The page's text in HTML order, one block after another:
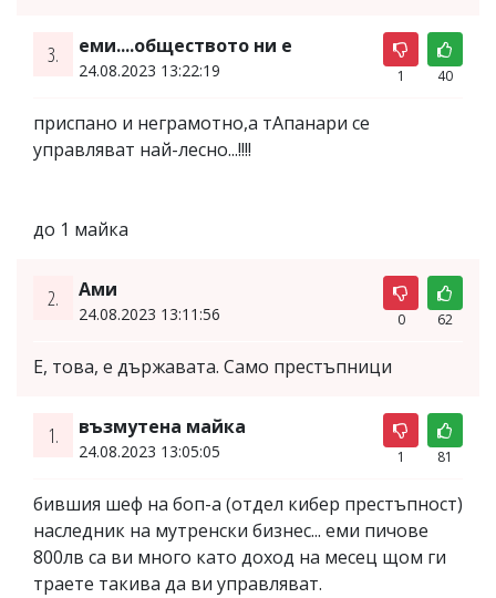
3. еми....обществото ни е
24.08.2023 13:22:19 1 40
приспано и неграмотно,а тАпанари се
управляват най-лесно...!!!!
до 1 майка
2. Ами
24.08.2023 13:11:56 0 62
Е, това, е държавата. Само престъпници
1. възмутенa майкa
24.08.2023 13:05:05 1 81
бившия шеф на боп-а (отдел кибер престъпност)
наследник на мутренски бизнес... еми пичове
800лв са ви много като доход на месец щом ги
траете такива да ви управляват.